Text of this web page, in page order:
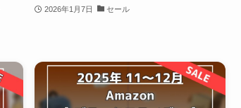
2026年1月7日 セール